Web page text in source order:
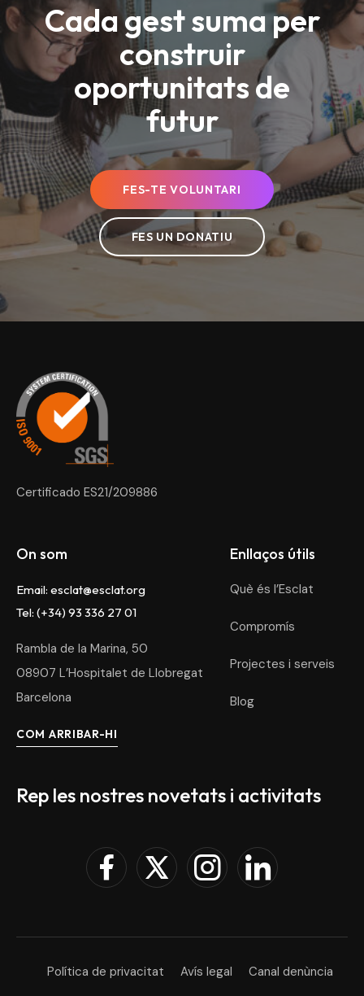
Cada gest suma per
construir
oportunitats de
futur
FES-TE VOLUNTARI
FES UN DONATIU
Esclat
Certificado ES21/209886
On som
Email: esclat@esclat.org
Tel: (+34) 93 336 27 01
Rambla de la Marina, 50
08907 L’Hospitalet de Llobregat
Barcelona
COM ARRIBAR-HI
Enllaços útils
Què és l’Esclat
Compromís
Projectes i serveis
Blog
Rep les nostres novetats i activitats
Política de privacitat Avís legal Canal denùncia